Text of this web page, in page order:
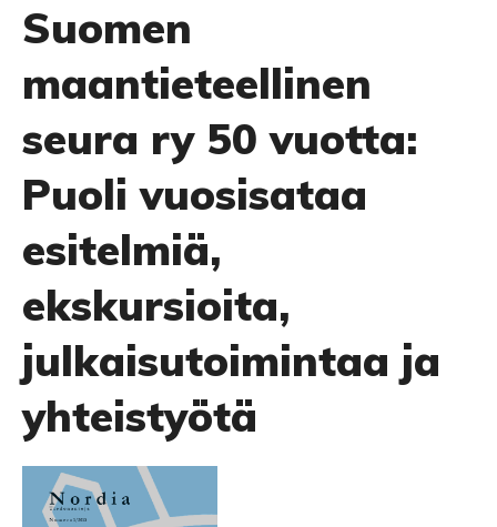
Suomen
maantieteellinen
seura ry 50 vuotta:
Puoli vuosisataa
esitelmiä,
ekskursioita,
julkaisutoimintaa ja
yhteistyötä